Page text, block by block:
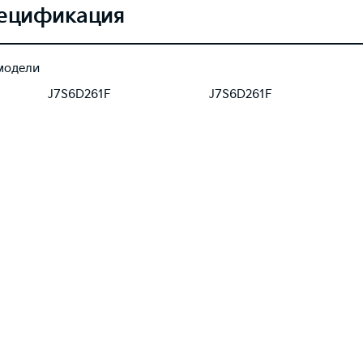
J7S6D261F J7S6D261F